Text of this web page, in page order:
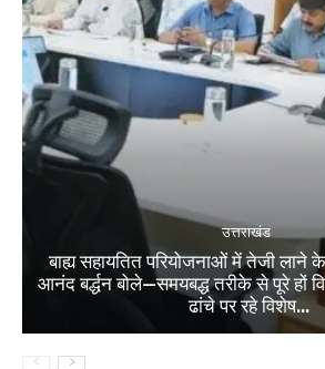
उत्तराखंड
बाह्य सहायतित परियोजनाओं में तेजी लाने
आनंद बर्द्धन बोले—समयबद्ध तरीके से पूरे हों
ढांचे पर रहे विशेष...